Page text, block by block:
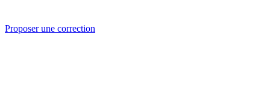
Proposer une correction